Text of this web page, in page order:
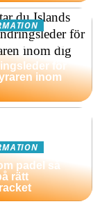
du Islands
för
inom
padel så
rätt